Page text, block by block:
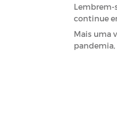
Lembrem-
continue
Mais uma